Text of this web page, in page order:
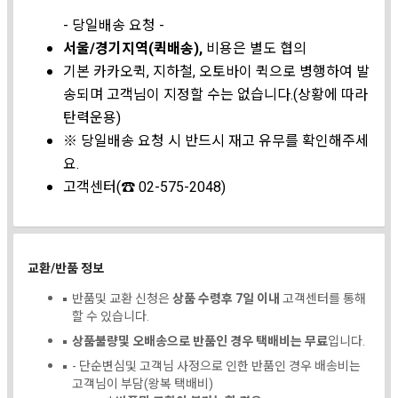
- 당일배송 요청 -
서울/경기지역(퀵배송), 비용은 별도 협의
기본 카카오퀵, 지하철, 오토바이 퀵으로 병행하여 발
송되며 고객님이 지정할 수는 없습니다.(상황에 따라
탄력운용)
※ 당일배송 요청 시 반드시 재고 유무를 확인해주세
요.
고객센터(☎ 02-575-2048)
교환/반품 정보
반품및 교환 신청은상품 수령후 7일 이내고객센터를 통해
할 수 있습니다.
상품불량및 오배송으로 반품인 경우 택배비는 무료입니다.
- 단순변심및 고객님 사정으로 인한 반품인 경우 배송비는
고객님이 부담(왕복 택배비)